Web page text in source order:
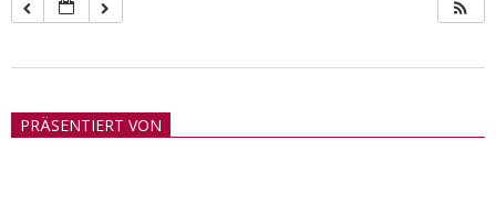
21PRÄSENTIERT VON